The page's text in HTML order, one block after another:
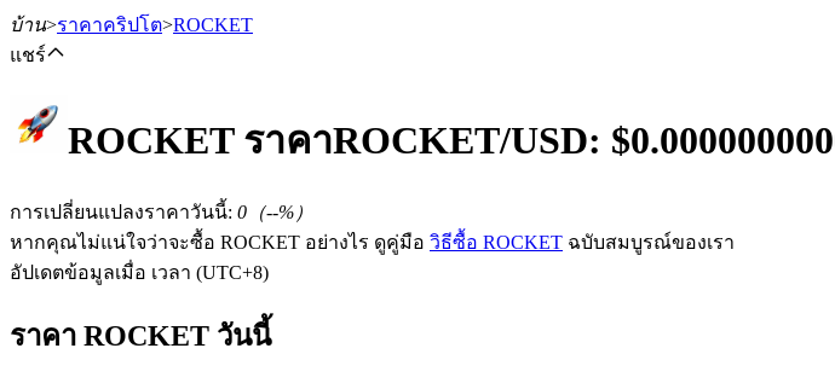
บ้าน>ราคาคริปโต>ROCKET
แชร์
ROCKET ราคาROCKET/USD: $
การเปลี่ยนแปลงราคาวันนี้: 0 （--%）
หากคุณไม่แน่ใจว่าจะซื้อ ROCKET อย่างไร ดูคู่มือ วิธีซื้อ ROCKET ฉบับสมบูรณ์ของเรา
อัปเดตข้อมูลเมื่อ เวลา (UTC+8)
ราคา ROCKET วันนี้